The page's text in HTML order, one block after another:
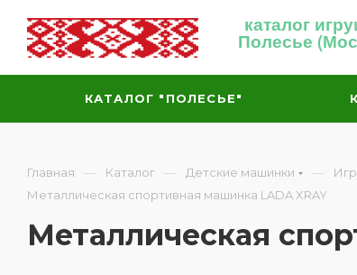
каталог
Полесье
КАТАЛОГ "ПОЛЕСЬЕ"
Главная — Каталог — Детские машинки —
Металлическая спортивная машинка LADA XRAY
Металлическая